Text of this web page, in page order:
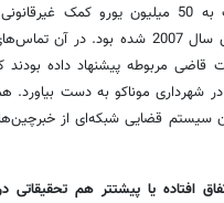
متهم به دریافت نزدیک به 50 میلیون یورو
انتخابات ریاست جمهوری سال 2007 شده
قاضی مربوطه پیشنهاد داده
شهرداری موناکو به دست بیاورد.
سیستم قضایی شبکه‌ای از
افتاده یا پیشتتر هم